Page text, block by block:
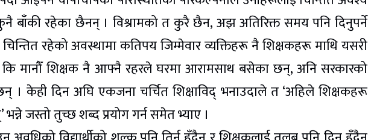
बाँकी रहेका छैनन् । विश्रामको त कुरै छैन, अझ अतिरिक्त समय पनि दिनुपर्ने
रहेको अवस्थामा कतिपय जिम्मेवार व्यक्तिहरू नै शिक्षकहरू माथि यसरी
कि मानौँ शिक्षक नै आफ्नै रहरले घरमा आरामसाथ बसेका छन्, अनि सरकारको
। केही दिन अघि एकजना चर्चित शिक्षाविद् भनाउदाले त ‘अहिले शिक्षकहरू
जस्तो तुच्छ शब्द प्रयोग गर्न समेत भ्याए ।